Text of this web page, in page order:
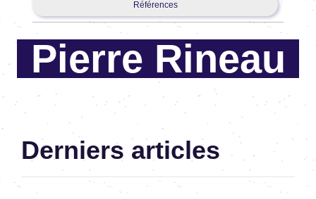
Références
Pierre Rineau
PHP-Symfony-Architecte de solutions métier
Derniers articles